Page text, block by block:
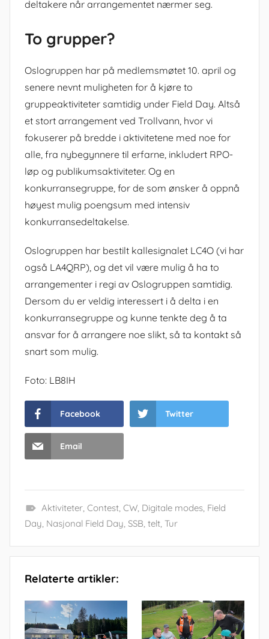
deltakere når arrangementet nærmer seg.
To grupper?
Oslogruppen har på medlemsmøtet 10. april og
senere nevnt muligheten for å kjøre to
gruppeaktiviteter samtidig under Field Day. Altså
et stort arrangement ved Trollvann, hvor vi
fokuserer på bredde i aktivitetene med noe for
alle, fra nybegynnere til erfarne, inkludert RPO-
løp og publikumsaktiviteter. Og en
konkurransegruppe, for de som ønsker å oppnå
høyest mulig poengsum med intensiv
konkurransedeltakelse.
Oslogruppen har bestilt kallesignalet LC4O (vi har
også LA4QRP), og det vil være mulig å ha to
arrangementer i regi av Oslogruppen samtidig.
Dersom du er veldig interessert i å delta i en
konkurransegruppe og kunne tenkte deg å ta
ansvar for å arrangere noe slikt, så ta kontakt så
snart som mulig.
Foto: LB8IH
Facebook Twitter
Email
Aktiviteter, Contest, CW, Digitale modes, Field
Day Nasjonal Field Day SSB telt Tur
Relaterte artikler: